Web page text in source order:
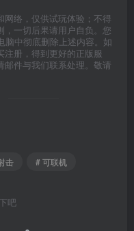
络，仅供试玩体验；不得
一切后果请用户自负。您
脑中彻底删除上述内容。如
册，得到更好的正版服
邮件与我们联系处理。敬请
击 # 可联机
吧